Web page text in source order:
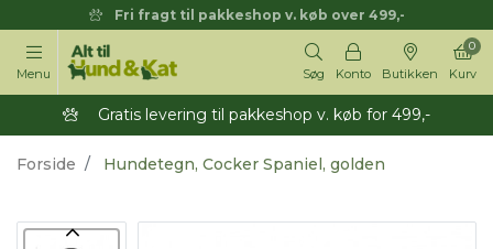
Fri fragt til pakkeshop v. køb over 499,-
Menu Søg Konto Butikken Kurv
0
Gratis levering til pakkeshop v. køb for 499,-
Forside Hundetegn, Cocker Spaniel, golden